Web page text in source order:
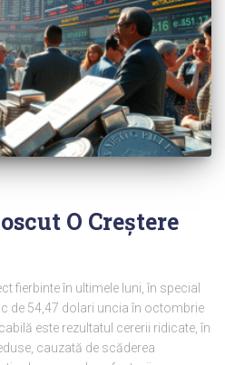
O Creștere
fierbinte în ultimele luni, în special
de 54,47 dolari uncia în octombrie
este rezultatul cererii ridicate, în
cauzată de scăderea